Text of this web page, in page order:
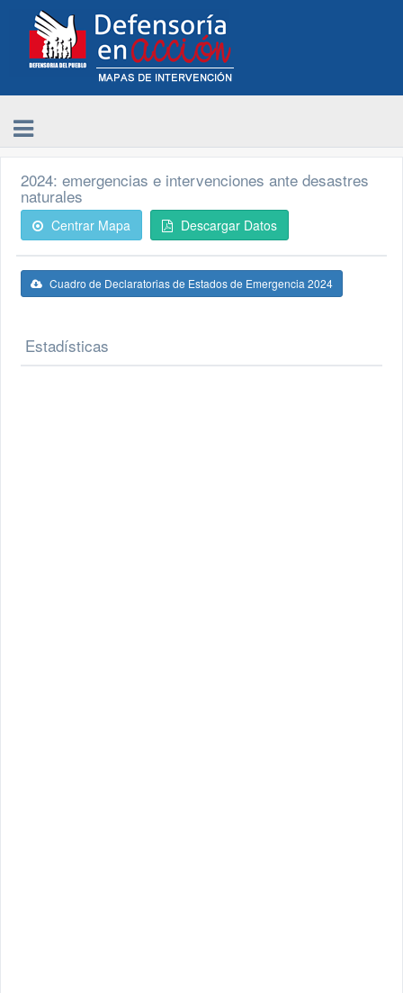
2024: emergencias e intervenciones ante desastres
naturales
Centrar Mapa Descargar Datos
Cuadro de Declaratorias de Estados de Emergencia 2024
Estadísticas